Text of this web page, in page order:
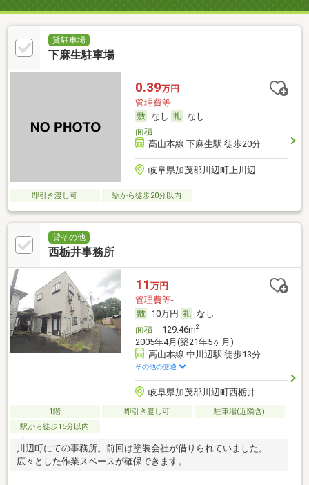
貸駐車場
下麻生駐車場
0.39万円
管理費等-
なし
なし
面積-
高山本線 下麻生駅 徒歩20分
岐阜県加茂郡川辺町上川辺
即引き渡し可 駅から徒歩20分以内
貸その他
西栃井事務所
11 万円
管理費等-
10万円
なし
面積129.46m2
2005年4月(築21年5ヶ月)
高山本線 中川辺駅 徒歩13分
その他の交通
岐阜県加茂郡川辺町西栃井
1階 即引き渡し可
駐車場(近隣含)
駅から徒歩15分以内
川辺町にての事務所。前回は塗装会社が借りられていました。
広々とした作業スペースが確保できます。